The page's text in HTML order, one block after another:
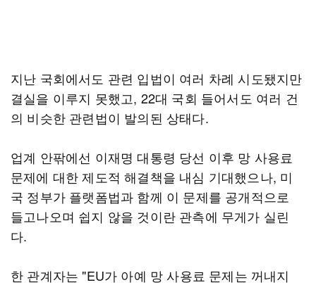
지난 국회에서도 관련 입법이 여러 차례 시도됐지만
결실을 이루지 못했고, 22대 국회 들어서도 여러 건
의 비슷한 관련법이 발의된 상태다.
업계 안팎에선 이재명 대통령 당선 이후 망 사용료
문제에 대한 제도적 해결책을 내심 기대했으나, 미
국 정부가 플랫폼법과 함께 이 문제를 공개적으로
들고나오며 쉽지 않을 것이란 관측에 무게가 실린
다.
한 관계자는 "EU가 아예 망 사용료 문제는 꺼내지